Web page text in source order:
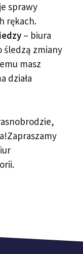
sprawy
rękach.
– biura
śledzą zmiany
masz
działa